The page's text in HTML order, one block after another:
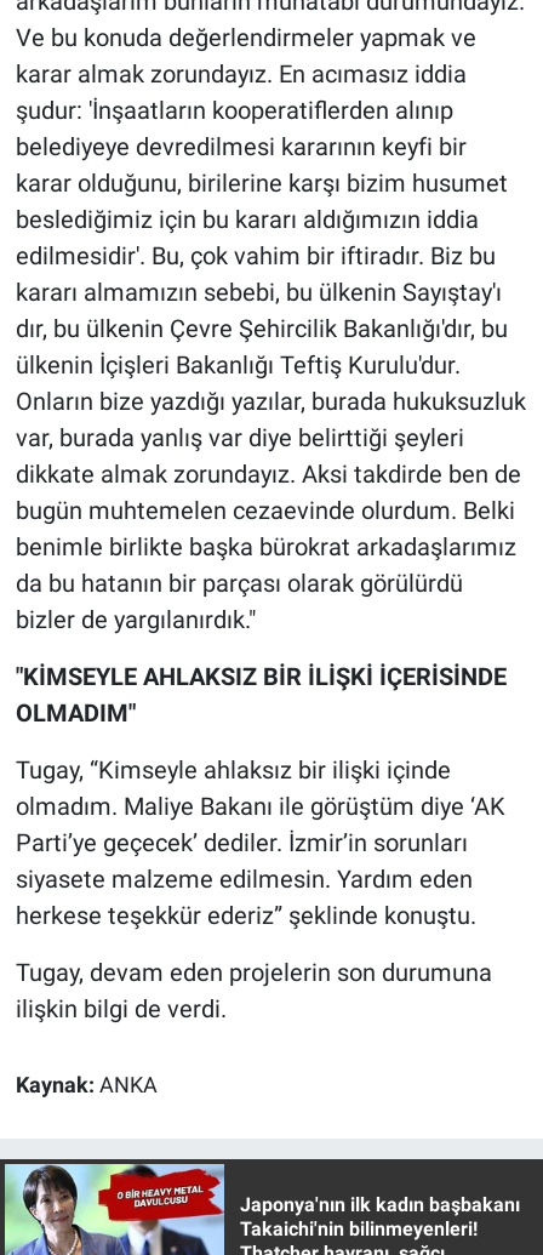
Ve bu konuda değerlendirmeler yapmak ve
karar almak zorundayız. En acımasız iddia
şudur: 'İnşaatların kooperatiflerden alınıp
belediyeye devredilmesi kararının keyfi bir
karar olduğunu, birilerine karşı bizim husumet
beslediğimiz için bu kararı aldığımızın iddia
edilmesidir'. Bu, çok vahim bir iftiradır. Biz bu
kararı almamızın sebebi, bu ülkenin Sayıştay'ı
dır, bu ülkenin Çevre Şehircilik Bakanlığı'dır, bu
ülkenin İçişleri Bakanlığı Teftiş Kurulu'dur.
Onların bize yazdığı yazılar, burada hukuksuzluk
var, burada yanlış var diye belirttiği şeyleri
dikkate almak zorundayız. Aksi takdirde ben de
bugün muhtemelen cezaevinde olurdum. Belki
benimle birlikte başka bürokrat arkadaşlarımız
da bu hatanın bir parçası olarak görülürdü
bizler de yargılanırdık."
"KİMSEYLE AHLAKSIZ BİR İLİŞKİ İÇERİSİNDE
OLMADIM"
Tugay, “Kimseyle ahlaksız bir ilişki içinde
olmadım. Maliye Bakanı ile görüştüm diye ‘AK
Parti’ye geçecek’ dediler. İzmir’in sorunları
siyasete malzeme edilmesin. Yardım eden
herkese teşekkür ederiz” şeklinde konuştu.
Tugay, devam eden projelerin son durumuna
ilişkin bilgi de verdi.
Kaynak: ANKA
Japonya'nın ilk kadın başbakanı
Takaichi'nin bilinmeyenleri!